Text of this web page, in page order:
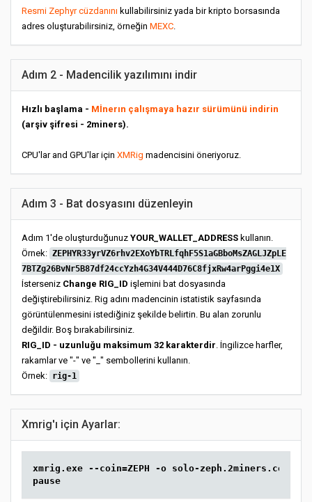
Resmi Zephyr cüzdanını kullabilirsiniz yada bir kripto borsasında
adres oluşturabilirsiniz, örneğin MEXC.
Adım 2 - Madencilik yazılımını indir
Hızlı başlama - Mİnerın çalışmaya hazır sürümünü indirin
(arşiv şifresi - 2miners).
CPU'lar and GPU'lar için XMRig madencisini öneriyoruz.
Adım 3 - Bat dosyasını düzenleyin
Adım 1'de oluşturduğunuz YOUR_WALLET_ADDRESS kullanın.
Örnek: ZEPHYR33yrVZ6rhv2EXoYbTRLfqhF5S1aGBboMsZAGLJZpLE
7BTZg26BvNr5B87df24ccYzh4G34V444D76C8fjxRw4arPggi4e1X
İsterseniz Change RIG_ID işlemini bat dosyasında
değiştirebilirsiniz. Rig adını madencinin istatistik sayfasında
görüntülenmesini istediğiniz şekilde belirtin. Bu alan zorunlu
değildir. Boş bırakabilirsiniz.
RIG_ID - uzunluğu maksimum 32 karakterdir. İngilizce harfler,
rakamlar ve "-" ve "_" sembollerini kullanın.
Örnek: rig-1
Xmrig'ı için Ayarlar:
xmrig.exe --coin=ZEPH -o solo-zeph.2miners.com:4444 -
pause